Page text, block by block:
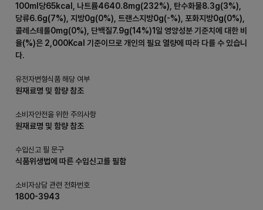
100ml당65kcal, 나트륨4640.8mg(232%), 탄수화물8.3g(3%),
당류6.6g(7%), 지방0g(0%), 트랜스지방0g(-%), 포화지방0g(0%),
콜레스테롤0mg(0%), 단백질7.9g(14%)1일 영양성분 기준치에 대한 비
율(%)은 2,000Kcal 기준이므로 개인의 필요 열량에 따라 다를 수 있습니
다.
유전자변형식품 해당 여부
원재료명 및 함량 참조
소비자안전을 위한 주의사항
원재료명 및 함량 참조
수입신고 필 문구
식품위생법에 따른 수입신고를 필함
소비자상담 관련 전화번호
1800-3943